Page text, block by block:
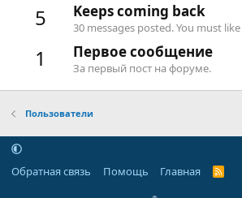
5 Keeps coming back
30 messages posted. You must
1 Первое сообщение
За первый пост на форуме.
Пользователи
Обратная связь Помощь Главная
R